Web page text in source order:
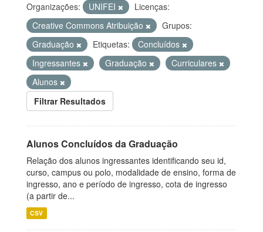
Organizações: UNIFEI
Licenças:
Creative Commons Atribuição
Grupos:
Graduação
Etiquetas:
Concluídos
Ingressantes
Graduação
Curriculares
Alunos
Filtrar Resultados
Alunos Concluídos da Graduação
Relação dos alunos ingressantes identificando seu id,
curso, campus ou polo, modalidade de ensino, forma de
ingresso, ano e período de ingresso, cota de ingresso
(a partir de...
CSV